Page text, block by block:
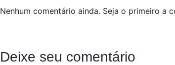
Nenhum comentário ainda. Seja o primeiro a
Deixe seu comentário